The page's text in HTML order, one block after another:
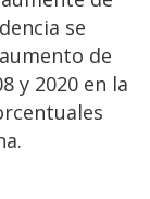
se
de
y 2020 en la